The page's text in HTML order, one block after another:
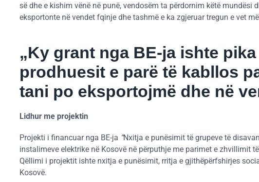
së dhe e kishim vënë në punë, vendosëm ta përdornim këtë mundësi
eksportonte në vendet fqinje dhe tashmë e ka zgjeruar tregun e vet
„Ky grant nga BE-ja ishte
prodhuesit e parë të kabllos
tani po eksportojmë dhe në
Lidhur me projektin
Projekti i financuar nga BE-ja “Nxitja e punësimit të grupeve të
instalimeve elektrike në Kosovë në përputhje me parimet e zhvillimit
Qëllimi i projektit ishte nxitja e punësimit, rritja e gjithëpërfshirjes
Kosovë.